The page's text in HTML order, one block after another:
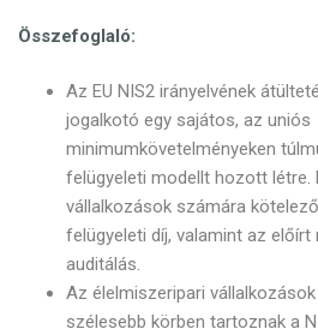
Összefoglaló:
Az EU NIS2 irányelvének
jogalkotó egy sajátos, az uniós
minimumkövetelményeken
felügyeleti modellt hozott létre.
vállalkozások számára
felügyeleti díj, valamint az előírt
auditálás.
Az élelmiszeripari
szélesebb körben tartoznak a